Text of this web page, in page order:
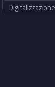
Digitalizzazione